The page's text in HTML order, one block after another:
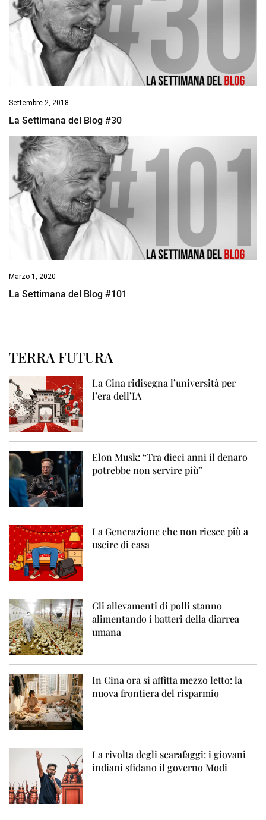
Settembre 2, 2018
La Settimana del Blog #30
Marzo 1, 2020
La Settimana del Blog #101
TERRA FUTURA
La Cina ridisegna l’università per
l’era dell’IA
Elon Musk: “Tra dieci anni il denaro
potrebbe non servire più”
La Generazione che non riesce più a
uscire di casa
Gli allevamenti di polli stanno
alimentando i batteri della diarrea
umana
In Cina ora si affitta mezzo letto: la
nuova frontiera del risparmio
La rivolta degli scarafaggi: i giovani
indiani sfidano il governo Modi